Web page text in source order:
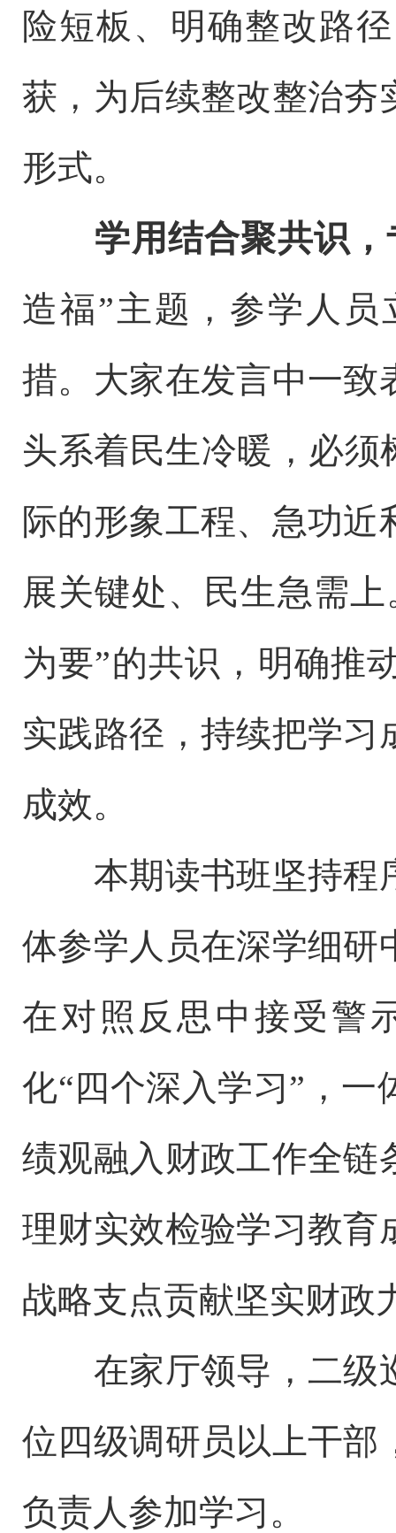
险短板、明确整改路
获，为后续整改整治夯
形式。
学用结合聚共识
造福”主题，参学人
措。大家在发言中一致
头系着民生冷暖，必须
际的形象工程、急功
展关键处、民生急需
为要”的共识，明确推
实践路径，持续把学
成效。
本期读书班坚持程
体参学人员在深学细研
在对照反思中接受警
化“四个深入学习”，
绩观融入财政工作全链
理财实效检验学习教育
战略支点贡献坚实财政
在家厅领导，二级
位四级调研员以上干部
负责人参加学习。